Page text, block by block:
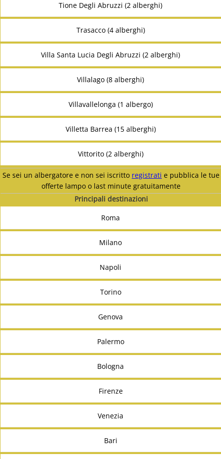
Tione Degli Abruzzi (2 alberghi)
Trasacco (4 alberghi)
Villa Santa Lucia Degli Abruzzi (2 alberghi)
Villalago (8 alberghi)
Villavallelonga (1 albergo)
Villetta Barrea (15 alberghi)
Vittorito (2 alberghi)
Se sei un albergatore e non sei iscritto registrati e pubblica le tue
offerte lampo o last minute gratuitamente
Principali destinazioni
Roma
Milano
Napoli
Torino
Genova
Palermo
Bologna
Firenze
Venezia
Bari